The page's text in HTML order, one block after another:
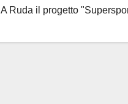
A Ruda il progetto